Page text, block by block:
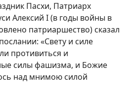
Пасхи, Патриарх
Алексий I (в годы войны в
патриаршество) сказал
«Свету и силе
противиться и
силы фашизма, и Божие
над мнимою силой